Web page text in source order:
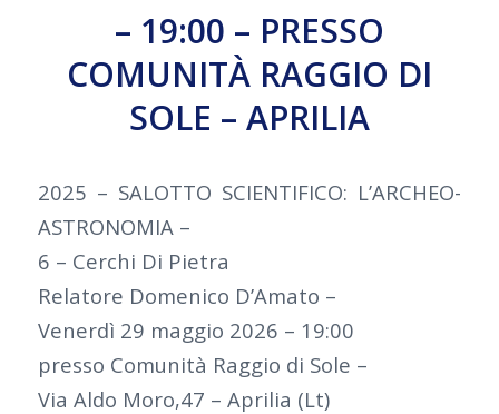
– 19:00 – PRESSO
COMUNITÀ RAGGIO DI
SOLE – APRILIA
2025 – SALOTTO SCIENTIFICO: L’ARCHEO-
ASTRONOMIA –
6 – Cerchi Di Pietra
Relatore Domenico D’Amato –
Venerdì 29 maggio 2026 – 19:00
presso Comunità Raggio di Sole –
Via Aldo Moro,47 – Aprilia (Lt)